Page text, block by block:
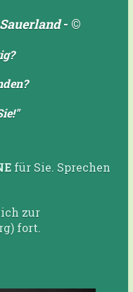
- ©
für Sie. Sprechen
zur
fort.